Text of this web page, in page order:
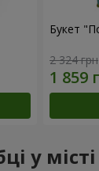
Букет
2 324 грн
у місті